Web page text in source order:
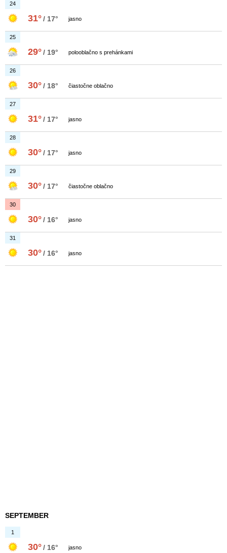
24
31°/ 17° jasno
25
29°/ 19° polooblačno s prehánkami
26
30°/ 18° čiastočne oblačno
27
31°/ 17° jasno
28
30°/ 17° jasno
29
30°/ 17° čiastočne oblačno
30
30°/ 16° jasno
31
30°/ 16° jasno
SEPTEMBER
1
30°/ 16° jasno